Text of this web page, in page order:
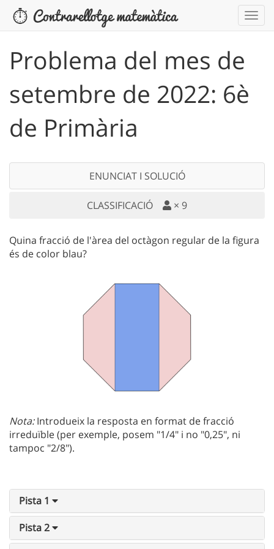
Problema del mes de
setembre de 2022: 6è
de Primària
ENUNCIAT I SOLUCIÓ
CLASSIFICACIÓ × 9
Quina fracció de l'àrea del octàgon regular de la figura
és de color blau?
Nota:Introdueix la resposta en format de fracció
irreduïble (per exemple, posem "1/4" i no "0,25", ni
tampoc "2/8").
Pista 1
Pista 2